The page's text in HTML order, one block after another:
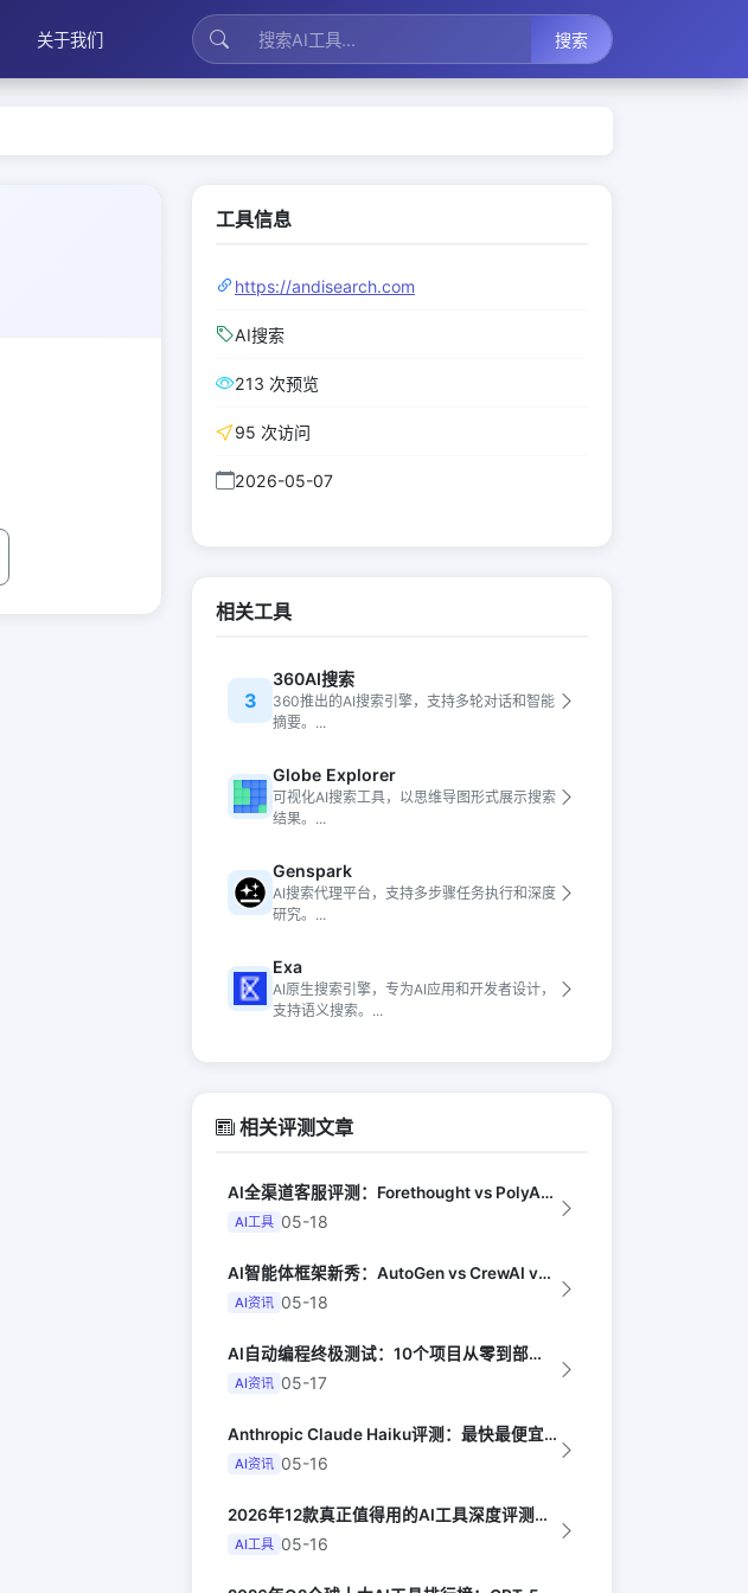
关于我们 搜索
工具信息
https://andisearch.com
AI搜索
213 次预览
95 次访问
2026-05-07
相关工具
3
360AI搜索
360推出的AI搜索引擎，支持多轮对话和智能
摘要。...
Globe Explorer
可视化AI搜索工具，以思维导图形式展示搜索
结果。...
Genspark
AI搜索代理平台，支持多步骤任务执行和深度
研究。...
Exa
AI原生搜索引擎，专为AI应用和开发者设计，
支持语义搜索。...
相关评测文章
AI全渠道客服评测：Forethought vs PolyAI vs Ada（G...
AI工具 05-18
AI智能体框架新秀：AutoGen vs CrewAI vs OpenHands...
AI资讯 05-18
AI自动编程终极测试：10个项目从零到部署全由AI完成（Y Combinator...
AI资讯 05-17
Anthropic Claude Haiku评测：最快最便宜的智能模型（Late...
AI资讯 05-16
2026年12款真正值得用的AI工具深度评测（Synthesia评选）
AI工具 05-16